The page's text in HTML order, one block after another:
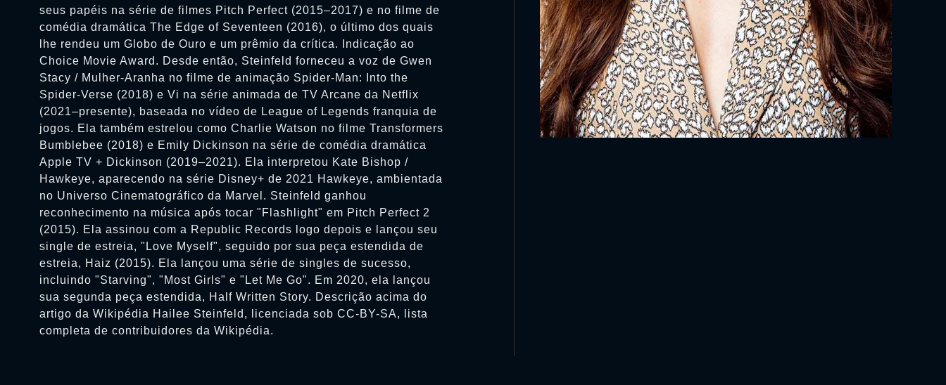
seus papéis na série de filmes Pitch Perfect (2015–2017) e no filme de
comédia dramática The Edge of Seventeen (2016), o último dos quais
lhe rendeu um Globo de Ouro e um prêmio da crítica. Indicação ao
Choice Movie Award. Desde então, Steinfeld forneceu a voz de Gwen
Stacy / Mulher-Aranha no filme de animação Spider-Man: Into the
Spider-Verse (2018) e Vi na série animada de TV Arcane da Netflix
(2021–presente), baseada no vídeo de League of Legends franquia de
jogos. Ela também estrelou como Charlie Watson no filme Transformers
Bumblebee (2018) e Emily Dickinson na série de comédia dramática
Apple TV + Dickinson (2019–2021). Ela interpretou Kate Bishop /
Hawkeye, aparecendo na série Disney+ de 2021 Hawkeye, ambientada
no Universo Cinematográfico da Marvel. Steinfeld ganhou
reconhecimento na música após tocar "Flashlight" em Pitch Perfect 2
(2015). Ela assinou com a Republic Records logo depois e lançou seu
single de estreia, "Love Myself", seguido por sua peça estendida de
estreia, Haiz (2015). Ela lançou uma série de singles de sucesso,
incluindo "Starving", "Most Girls" e "Let Me Go". Em 2020, ela lançou
sua segunda peça estendida, Half Written Story. Descrição acima do
artigo da Wikipédia Hailee Steinfeld, licenciada sob CC-BY-SA, lista
completa de contribuidores da Wikipédia.